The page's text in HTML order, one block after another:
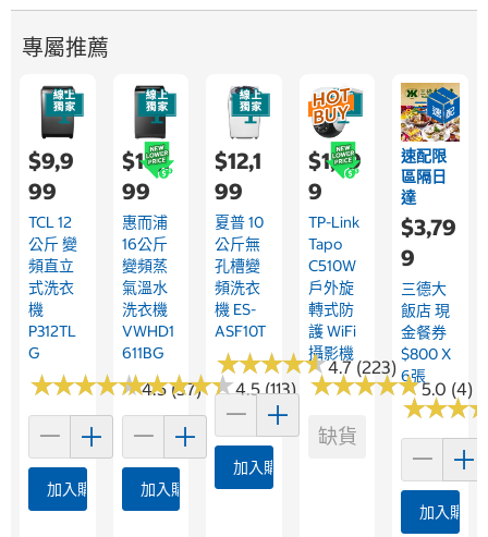
專屬推薦
$9,9
99
TCL 12
公斤 變
頻直立
式洗衣
機
P312TL
G
★★★★★
★★★★★4.5 (37)
加入購物車
$18,1
99
惠而浦
16公斤
變頻蒸
氣溫水
洗衣機
VWHD1
611BG
★★★★★
★★★★★4.5 (113)
加入購物車
$12,1
99
夏普 10
公斤無
孔槽變
頻洗衣
機 ES-
ASF10T
★★★★★
★★★★★4.7 (223)
加入購物車
$1,29
9
TP-Link
Tapo
C510W
戶外旋
轉式防
護 WiFi
攝影機
★★★★★
★★★★★5.0 (4)
缺貨
速配限
區隔日
達
$3,79
9
三德大
飯店 現
金餐券
$800 X
6張
★★★
★★★
加入購物